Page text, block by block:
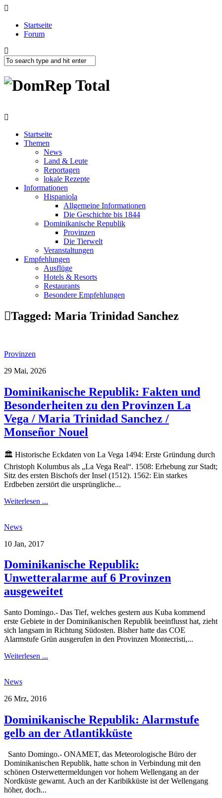
Startseite
Forum
Startseite
Themen
News
Land & Leute
Reportagen
lokale Rezepte
Informationen
Hispaniola
Allgemeine Informationen
Die Geschichte bis 1844
Dominikanische Republik
Provinzen
Die Tierwelt
Veranstaltungen
Empfehlungen
Ausflüge
Hotels & Resorts
Restaurants
Besondere Empfehlungen
Tagged: Maria Trinidad Sanchez
Provinzen
29 Mai, 2026
Dominikanische Republik: Fakten und
Besonderheiten zu den Provinzen La
Vega / Maria Trinidad Sanchez /
Monseñor Nouel
🏛 Historische Eckdaten von La Vega 1494: Erste Gründung durch
Christoph Kolumbus als „La Vega Real“. 1508: Erhebung zur Stadt;
Sitz des ersten Bischofs der Insel (1512). 1562: Ein starkes
Erdbeben zerstört die ursprüngliche...
Weiterlesen ...
News
10 Jan, 2017
Dominikanische Republik:
Unwetteralarme auf 6 Provinzen
ausgeweitet
Santo Domingo.- Das Tief, welches gestern aus Kuba kommend
erste Gebiete in der Dominikanischen Republik beeinflusst hat, zieht
sich langsam in Richtung Südosten. Bisher hatte das COE
Alarmstufe Grün ausgerufen in den Provinzen Montecristi,...
Weiterlesen ...
News
26 Mrz, 2016
Dominikanische Republik: Alarmstufe
gelb an der Atlantikküste
Santo Domingo.- ONAMET, das Meteorologische Büro der
Dominikanischen Republik, hatte schon in Verbindung mit den
schönen Osterwettermeldungen vor hohem Wellengang an der
Nordküste gewarnt. Auch an der Karibikküste ist der Wellengang
höher, doch...